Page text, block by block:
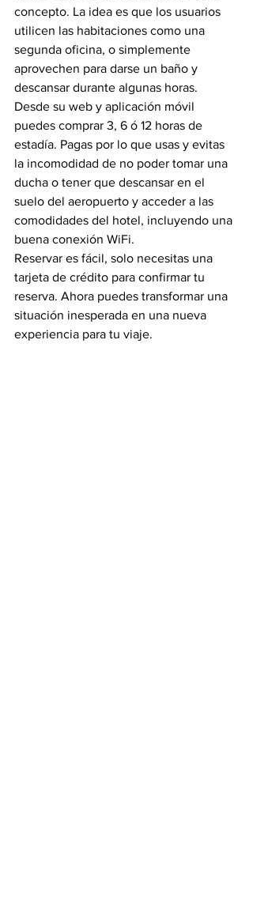
concepto. La idea es que los usuarios
utilicen las habitaciones como una
segunda oficina, o simplemente
aprovechen para darse un baño y
descansar durante algunas horas.
Desde su web y aplicación móvil
puedes comprar 3, 6 ó 12 horas de
estadía. Pagas por lo que usas y evitas
la incomodidad de no poder tomar una
ducha o tener que descansar en el
suelo del aeropuerto y acceder a las
comodidades del hotel, incluyendo una
buena conexión WiFi.
Reservar es fácil, solo necesitas una
tarjeta de crédito para confirmar tu
reserva. Ahora puedes transformar una
situación inesperada en una nueva
experiencia para tu viaje.